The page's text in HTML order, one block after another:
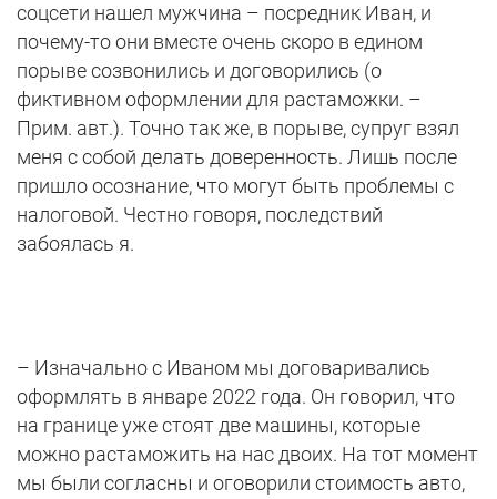
соцсети нашел мужчина – посредник Иван, и
почему-то они вместе очень скоро в едином
порыве созвонились и договорились (о
фиктивном оформлении для растаможки. –
Прим. авт.). Точно так же, в порыве, супруг взял
меня с собой делать доверенность. Лишь после
пришло осознание, что могут быть проблемы с
налоговой. Честно говоря, последствий
забоялась я.
– Изначально с Иваном мы договаривались
оформлять в январе 2022 года. Он говорил, что
на границе уже стоят две машины, которые
можно растаможить на нас двоих. На тот момент
мы были согласны и оговорили стоимость авто,